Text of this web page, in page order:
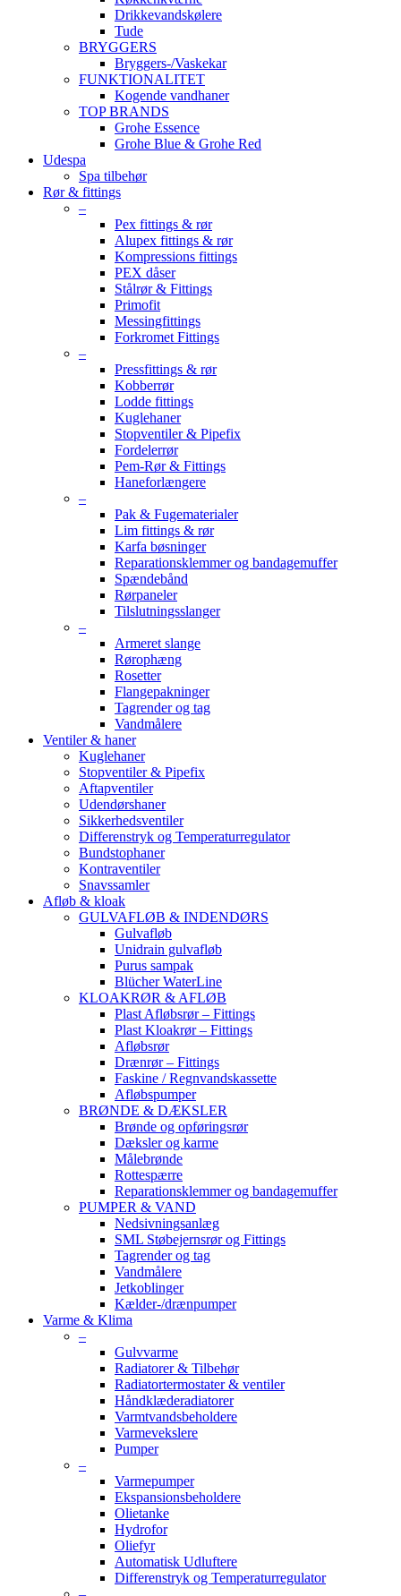
Drikkevandskølere
Tude
BRYGGERS
Bryggers-/Vaskekar
FUNKTIONALITET
Kogende vandhaner
TOP BRANDS
Grohe Essence
Grohe Blue & Grohe Red
Udespa
Spa tilbehør
Rør & fittings
–
Pex fittings & rør
Alupex fittings & rør
Kompressions fittings
PEX dåser
Stålrør & Fittings
Primofit
Messingfittings
Forkromet Fittings
–
Pressfittings & rør
Kobberrør
Lodde fittings
Kuglehaner
Stopventiler & Pipefix
Fordelerrør
Pem-Rør & Fittings
Haneforlængere
–
Pak & Fugematerialer
Lim fittings & rør
Karfa bøsninger
Reparationsklemmer og bandagemuffer
Spændebånd
Rørpaneler
Tilslutningsslanger
–
Armeret slange
Rørophæng
Rosetter
Flangepakninger
Tagrender og tag
Vandmålere
Ventiler & haner
Kuglehaner
Stopventiler & Pipefix
Aftapventiler
Udendørshaner
Sikkerhedsventiler
Differenstryk og Temperaturregulator
Bundstophaner
Kontraventiler
Snavssamler
Afløb & kloak
GULVAFLØB & INDENDØRS
Gulvafløb
Unidrain gulvafløb
Purus sampak
Blücher WaterLine
KLOAKRØR & AFLØB
Plast Afløbsrør – Fittings
Plast Kloakrør – Fittings
Afløbsrør
Drænrør – Fittings
Faskine / Regnvandskassette
Afløbspumper
BRØNDE & DÆKSLER
Brønde og opføringsrør
Dæksler og karme
Målebrønde
Rottespærre
Reparationsklemmer og bandagemuffer
PUMPER & VAND
Nedsivningsanlæg
SML Støbejernsrør og Fittings
Tagrender og tag
Vandmålere
Jetkoblinger
Kælder-/drænpumper
Varme & Klima
–
Gulvvarme
Radiatorer & Tilbehør
Radiatortermostater & ventiler
Håndklæderadiatorer
Varmtvandsbeholdere
Varmevekslere
Pumper
–
Varmepumper
Ekspansionsbeholdere
Olietanke
Hydrofor
Oliefyr
Automatisk Udluftere
Differenstryk og Temperaturregulator